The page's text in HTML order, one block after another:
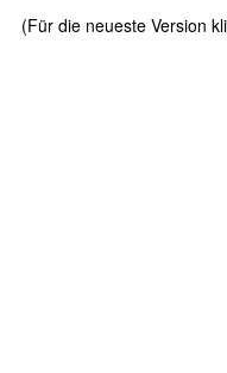
(Für die neueste Version